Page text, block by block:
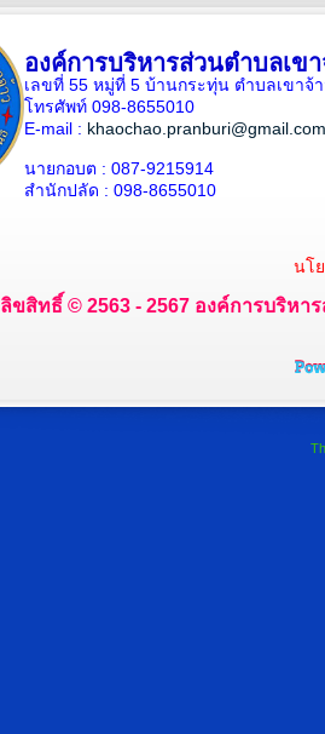
องค์การบริหารส่วนตำบลเข
เลขที่ 55 หมู่ที่ 5 บ้านกระทุ่น ตำบลเขาจ้
โทรศัพท์ 098-8655010
E-mail : khaochao.pranburi@gmail.com
นายกอบต : 087-9215914
สำนักปลัด : 098-8655010
นโ
ลิขสิทธิ์ © 2563 - 2567 องค์การบริหา